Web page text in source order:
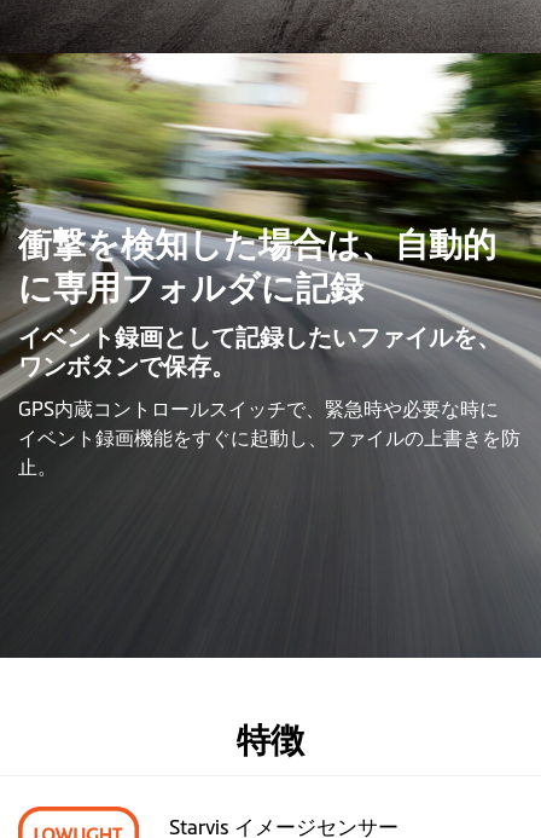
衝撃を検知した場合は、自動的
に専用フォルダに記録
イベント録画として記録したいファイルを、
ワンボタンで保存。
GPS内蔵コントロールスイッチで、緊急時や必要な時に
イベント録画機能をすぐに起動し、ファイルの上書きを防
止。
特徴
Starvis イメージセンサー